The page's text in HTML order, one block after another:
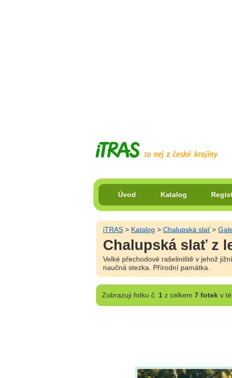
Úvod Katalog
iTRAS > Katalog >Chalupská slať>
Chalupská slať z
Velké přechodové rašeliniště v jehož
naučná stezka. Přírodní památka.
Zobrazujifotku č. 1z celkem 7 fotekv